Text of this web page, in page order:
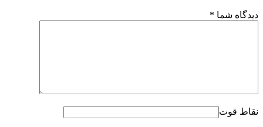
دیدگاه شما *
نقاط قوت